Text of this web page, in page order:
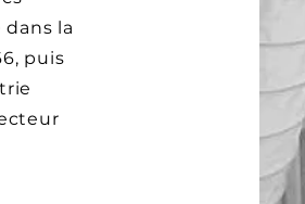
la
puis